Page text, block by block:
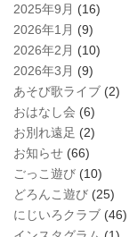
2025年9月 (16)
2026年1月 (9)
2026年2月 (10)
2026年3月 (9)
あそび歌ライブ (2)
おはなし会 (6)
お別れ遠足 (2)
お知らせ (66)
ごっこ遊び (10)
どろんこ遊び (25)
にじいろクラブ (46)